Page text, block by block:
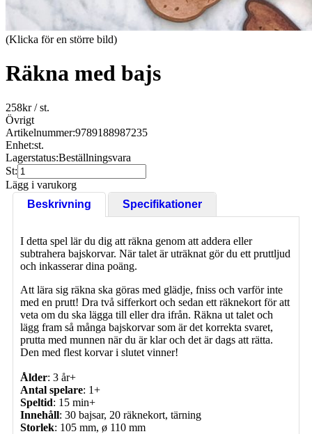
(Klicka för en större bild)
Räkna med bajs
258kr/ st.
Övrigt
Artikelnummer:9789188987235
Enhet:st.
Lagerstatus:Beställningsvara
St:
Lägg i varukorg
Beskrivning
Specifikationer
I detta spel lär du dig att räkna genom att addera eller
subtrahera bajskorvar. När talet är uträknat gör du ett pruttljud
och inkasserar dina poäng.
Att lära sig räkna ska göras med glädje, fniss och varför inte
med en prutt! Dra två sifferkort och sedan ett räknekort för att
veta om du ska lägga till eller dra ifrån. Räkna ut talet och
lägg fram så många bajskorvar som är det korrekta svaret,
prutta med munnen när du är klar och det är dags att rätta.
Den med flest korvar i slutet vinner!
Ålder: 3 år+
Antal spelare: 1+
Speltid: 15 min+
Innehåll: 30 bajsar, 20 räknekort, tärning
Storlek: 105 mm, ø 110 mm